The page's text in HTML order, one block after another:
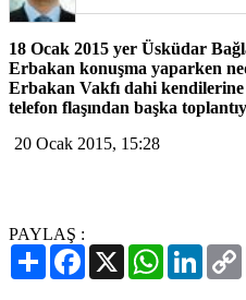
18 Ocak 2015 yer Üsküdar
Erbakan konuşma yaparken
Erbakan Vakfı dahi kendilerine
telefon flaşından başka
20 Ocak 2015, 15:28
PAYLAŞ :
PaylaşFacebook
X WhatsApp